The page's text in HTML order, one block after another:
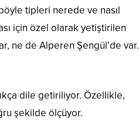
tipleri nerede ve nasıl
için özel olarak yetiştirilen
ne de Alperen Şengül’de var.
dile getiriliyor. Özellikle,
şekilde ölçüyor.